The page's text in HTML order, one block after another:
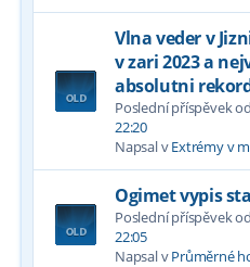
Vlna veder v
v zari 2023 a
absolutni
Poslední příspěvek od
22:20
Napsal vExtrémy v
Ogimet vypis
Poslední příspěvek od
22:05
Napsal vPrůměrné